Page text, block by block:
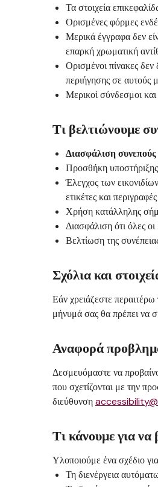
Τα στοιχεία
Ορισμένες φόρμες
Μερικά έγγραφα δεν
επαρκή χρωματική
Ορισμένοι πίνακες
περιήγησης σε αυτούς
Μερικοί σύνδεσμοι
Τι βελτιώνουμε
Διασφάλιση
Προσθήκη
Έλεγχος των
ετικέτες και περιγραφές
Χρήση κατάλληλης
Διασφάλιση ότι όλες
Βελτίωση της
Σχόλια και
Εάν χρειάζεστε
μήνυμά σας θα πρέπει να
Αναφορά
Δεσμευόμαστε να
που σχετίζονται με την
διεύθυνση
Τι κάνουμε για
Υλοποιούμε ένα σχέδιο
Τη διενέργεια